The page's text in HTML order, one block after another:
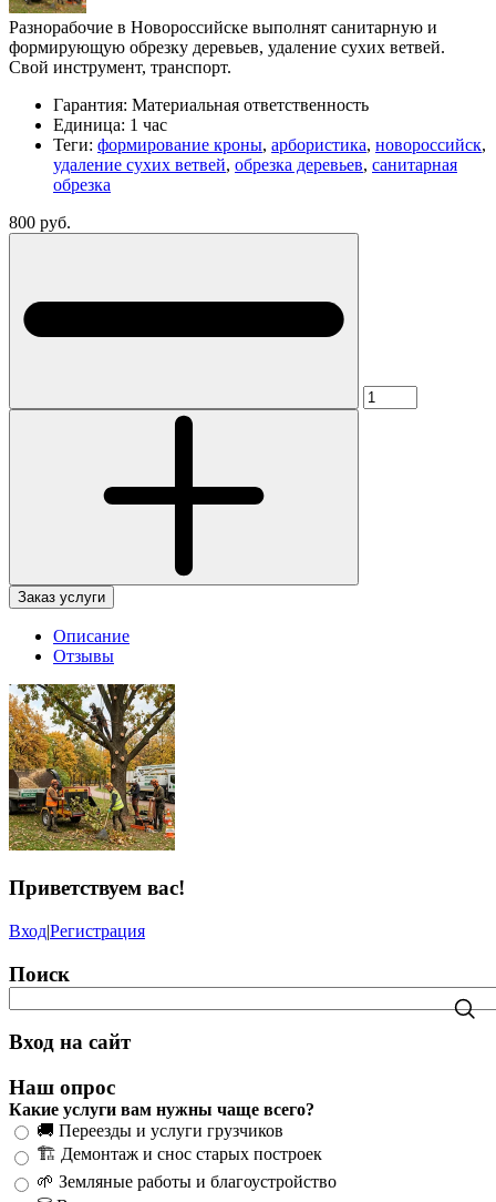
Разнорабочие в Новороссийске выполнят санитарную и
формирующую обрезку деревьев, удаление сухих ветвей.
Свой инструмент, транспорт.
Гарантия: Материальная ответственность
Единица: 1 час
Теги: формирование кроны, арбористика, новороссийск,
удаление сухих ветвей, обрезка деревьев, санитарная
обрезка
800 руб.
Заказ услуги
Описание
Отзывы
Приветствуем вас!
Вход|Регистрация
Поиск
Вход на сайт
Наш опрос
Какие услуги вам нужны чаще всего?
🚚 Переезды и услуги грузчиков
🏗️ Демонтаж и снос старых построек
🌱 Земляные работы и благоустройство